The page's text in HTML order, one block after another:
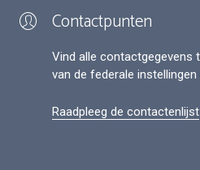
Contactpunten
Vind alle contactgegevens
van de federale instellingen
Raadpleeg de contactenlijst